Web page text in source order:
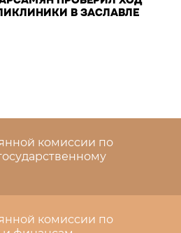
В ЗАСЛАВЛЕ
комиссии по
комиссии по